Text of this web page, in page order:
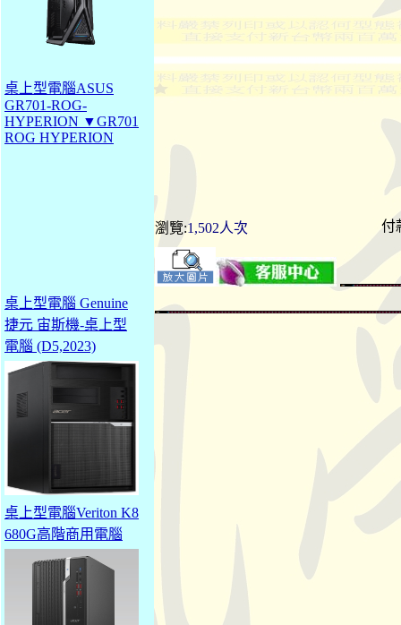
桌上型電腦ASUS
GR701-ROG-
HYPERION ▼GR701
ROG HYPERION
桌上型電腦 Genuine
捷元 宙斯機-桌上型
電腦 (D5,2023)
桌上型電腦Veriton K8
680G高階商用電腦
瀏覽:1,502人次 付